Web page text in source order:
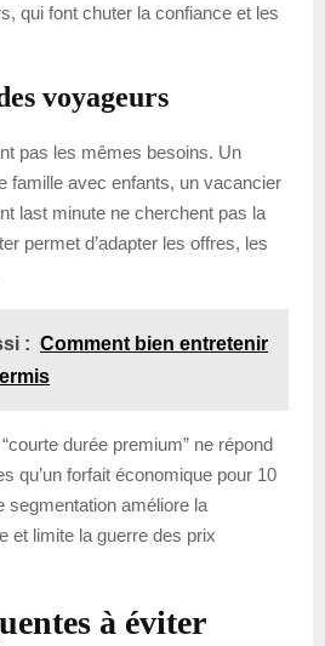
qui font chuter la confiance et les
voyageurs
pas les mêmes besoins. Un
famille avec enfants, un vacancier
last minute ne cherchent pas la
permet d’adapter les offres, les
: Comment bien entretenir
durée premium” ne répond
qu’un forfait économique pour 10
segmentation améliore la
et limite la guerre des prix
à éviter